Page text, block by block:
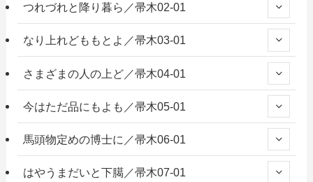
つれづれと降り暮ら／帚木02-01
なり上れどももとよ／帚木03-01
さまざまの人の上ど／帚木04-01
今はただ品にもよも／帚木05-01
馬頭物定めの博士に／帚木06-01
はやうまだいと下臈／帚木07-01